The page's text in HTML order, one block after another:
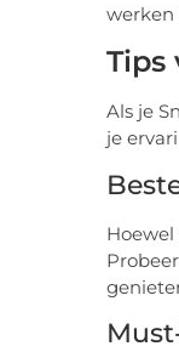
werken
Tips
Als je
je